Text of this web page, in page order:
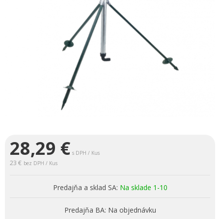
28,29 € s DPH / Kus
23 € bez DPH / Kus
Predajňa a sklad SA: Na sklade 1-10
Predajňa BA: Na objednávku